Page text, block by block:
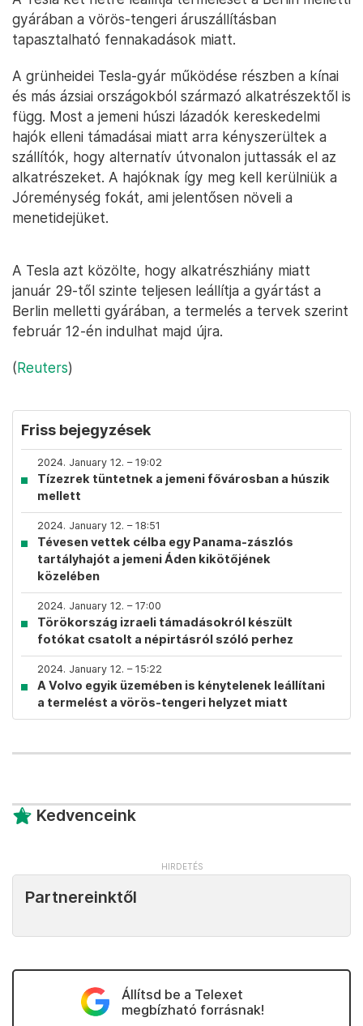
gyárában a vörös-tengeri áruszállításban
tapasztalható fennakadások miatt.
A grünheidei Tesla-gyár működése részben a kínai
és más ázsiai országokból származó alkatrészektől is
függ. Most a jemeni húszi lázadók kereskedelmi
hajók elleni támadásai miatt arra kényszerültek a
szállítók, hogy alternatív útvonalon juttassák el az
alkatrészeket. A hajóknak így meg kell kerülniük a
Jóreménység fokát, ami jelentősen növeli a
menetidejüket.
A Tesla azt közölte, hogy alkatrészhiány miatt
január 29-től szinte teljesen leállítja a gyártást a
Berlin melletti gyárában, a termelés a tervek szerint
február 12-én indulhat majd újra.
(Reuters)
Friss bejegyzések
2024. January 12. – 19:02
Tízezrek tüntetnek a jemeni fővárosban a húszik
mellett
2024. January 12. – 18:51
Tévesen vettek célba egy Panama-zászlós
tartályhajót a jemeni Áden kikötőjének
közelében
2024. January 12. – 17:00
Törökország izraeli támadásokról készült
fotókat csatolt a népirtásról szóló perhez
2024. January 12. – 15:22
A Volvo egyik üzemében is kénytelenek leállítani
a termelést a vörös-tengeri helyzet miatt
Kedvenceink
Partnereinktől
Állítsd be a Telexet
megbízható forrásnak!